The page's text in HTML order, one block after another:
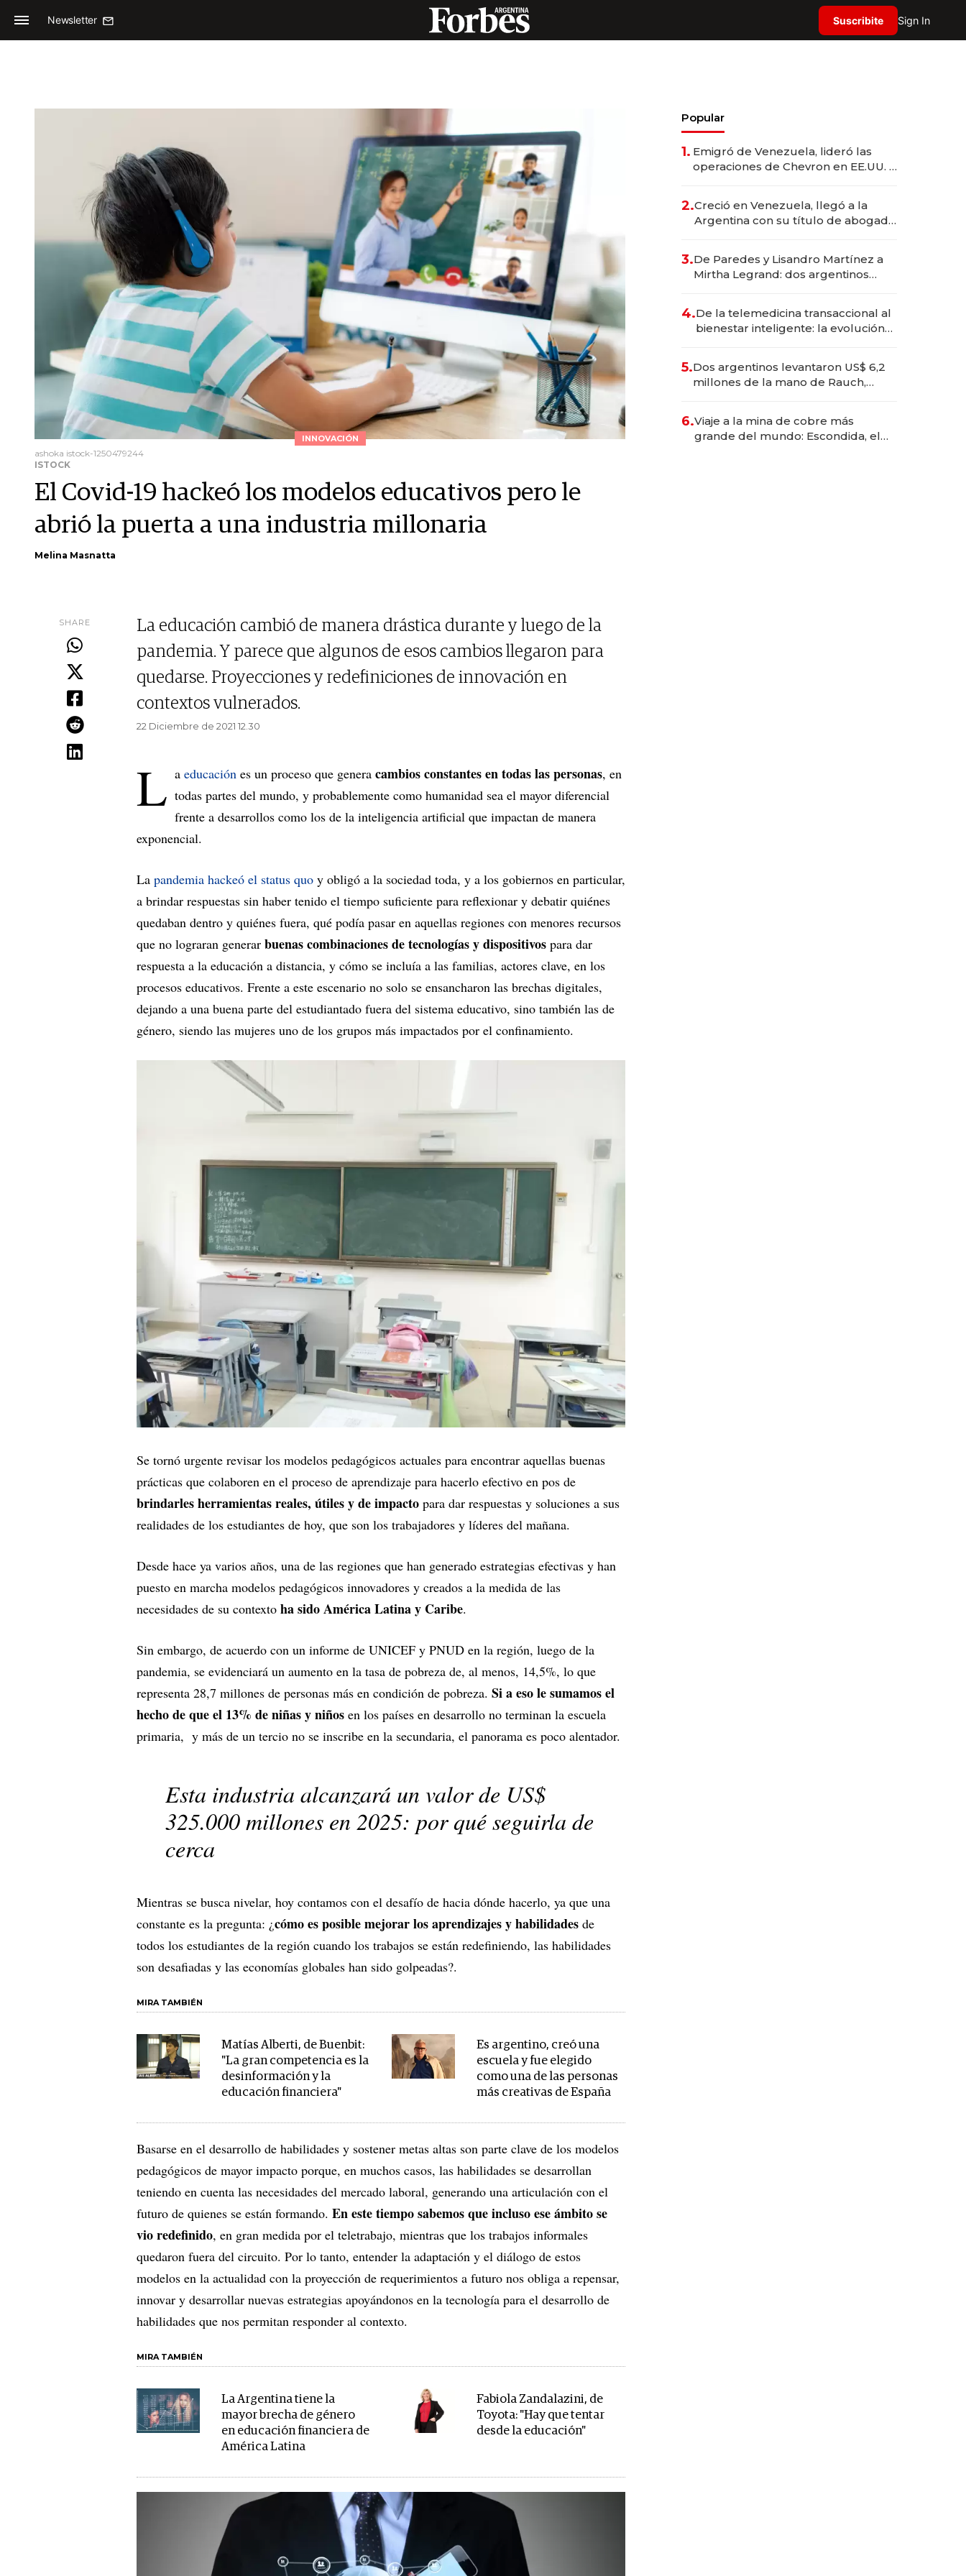
Newsletter Suscribite Sign In
INNOVACIÓN
ashoka istock-1250479244
ISTOCK
El Covid-19 hackeó los modelos educativos pero le
abrió la puerta a una industria millonaria
Melina Masnatta
SHARE
La educación cambió de manera drástica durante y luego de la
pandemia. Y parece que algunos de esos cambios llegaron para
quedarse. Proyecciones y redefiniciones de innovación en
contextos vulnerados.
22 Diciembre de 2021 12.30
L a educación es un proceso que genera cambios constantes en todas las personas, en
todas partes del mundo, y probablemente como humanidad sea el mayor diferencial
frente a desarrollos como los de la inteligencia artificial que impactan de manera
exponencial.
La pandemia hackeó el status quo y obligó a la sociedad toda, y a los gobiernos en particular,
a brindar respuestas sin haber tenido el tiempo suficiente para reflexionar y debatir quiénes
quedaban dentro y quiénes fuera, qué podía pasar en aquellas regiones con menores recursos
que no lograran generar buenas combinaciones de tecnologías y dispositivos para dar
respuesta a la educación a distancia, y cómo se incluía a las familias, actores clave, en los
procesos educativos. Frente a este escenario no solo se ensancharon las brechas digitales,
dejando a una buena parte del estudiantado fuera del sistema educativo, sino también las de
género, siendo las mujeres uno de los grupos más impactados por el confinamiento.
Se tornó urgente revisar los modelos pedagógicos actuales para encontrar aquellas buenas
prácticas que colaboren en el proceso de aprendizaje para hacerlo efectivo en pos de
brindarles herramientas reales, útiles y de impacto para dar respuestas y soluciones a sus
realidades de los estudiantes de hoy, que son los trabajadores y líderes del mañana.
Desde hace ya varios años, una de las regiones que han generado estrategias efectivas y han
puesto en marcha modelos pedagógicos innovadores y creados a la medida de las
necesidades de su contexto ha sido América Latina y Caribe.
Sin embargo, de acuerdo con un informe de UNICEF y PNUD en la región, luego de la
pandemia, se evidenciará un aumento en la tasa de pobreza de, al menos, 14,5%, lo que
representa 28,7 millones de personas más en condición de pobreza. Si a eso le sumamos el
hecho de que el 13% de niñas y niños en los países en desarrollo no terminan la escuela
primaria, y más de un tercio no se inscribe en la secundaria, el panorama es poco alentador.
Esta industria alcanzará un valor de US$
325.000 millones en 2025: por qué seguirla de
cerca
Mientras se busca nivelar, hoy contamos con el desafío de hacia dónde hacerlo, ya que una
constante es la pregunta: ¿cómo es posible mejorar los aprendizajes y habilidades de
todos los estudiantes de la región cuando los trabajos se están redefiniendo, las habilidades
son desafiadas y las economías globales han sido golpeadas?.
MIRA TAMBIÉN
Matías Alberti, de Buenbit:
"La gran competencia es la
desinformación y la
educación financiera"
Es argentino, creó una
escuela y fue elegido
como una de las personas
más creativas de España
Basarse en el desarrollo de habilidades y sostener metas altas son parte clave de los modelos
pedagógicos de mayor impacto porque, en muchos casos, las habilidades se desarrollan
teniendo en cuenta las necesidades del mercado laboral, generando una articulación con el
futuro de quienes se están formando. En este tiempo sabemos que incluso ese ámbito se
vio redefinido, en gran medida por el teletrabajo, mientras que los trabajos informales
quedaron fuera del circuito. Por lo tanto, entender la adaptación y el diálogo de estos
modelos en la actualidad con la proyección de requerimientos a futuro nos obliga a repensar,
innovar y desarrollar nuevas estrategias apoyándonos en la tecnología para el desarrollo de
habilidades que nos permitan responder al contexto.
MIRA TAMBIÉN
La Argentina tiene la
mayor brecha de género
en educación financiera de
América Latina
Fabiola Zandalazini, de
Toyota: "Hay que tentar
desde la educación"
Popular
1. Emigró de Venezuela, lideró las
operaciones de Chevron en EE.UU. y
2.Creció en Venezuela, llegó a la
Argentina con su título de abogado
marcas "fast premium"
3.De Paredes y Lisandro Martínez a
Mirtha Legrand: dos argentinos
4.De la telemedicina transaccional al
bienestar inteligente: la evolución
5.Dos argentinos levantaron US$ 6,2
millones de la mano de Rauch,
6.Viaje a la mina de cobre más
grande del mundo: Escondida, el